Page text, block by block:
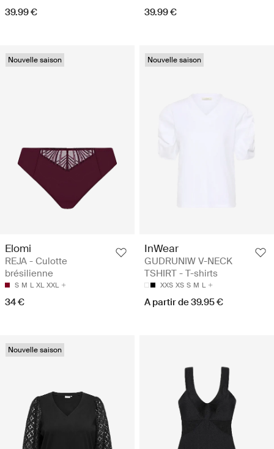
39.99 € 39.99 €
Nouvelle saison
Elomi
REJA - Culotte
brésilienne
S M L XL XXL
34 €
Nouvelle saison
InWear
GUDRUNIW V-NECK
TSHIRT - T-shirts
XXS XS S M L
A partir de 39.95 €
Nouvelle saison